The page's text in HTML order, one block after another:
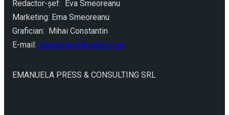
Redactor-şef: Eva Smeoreanu
Marketing: Ema Smeoreanu
Grafician: Mihai Constantin
E-mail: ziarulcriterii@yahoo.com
EMANUELA PRESS & CONSULTING SRL